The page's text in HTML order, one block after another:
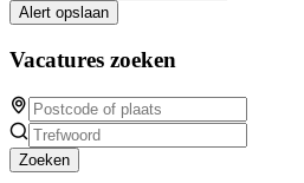
Alert opslaan
Vacatures zoeken
Zoeken